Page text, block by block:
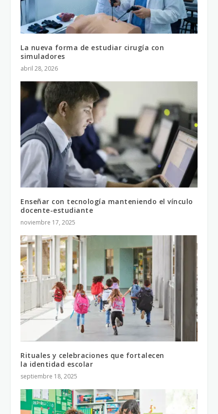
La nueva forma de estudiar cirugía con
simuladores
abril 28, 2026
Enseñar con tecnología manteniendo el vínculo
docente-estudiante
noviembre 17, 2025
Rituales y celebraciones que fortalecen
la identidad escolar
septiembre 18, 2025